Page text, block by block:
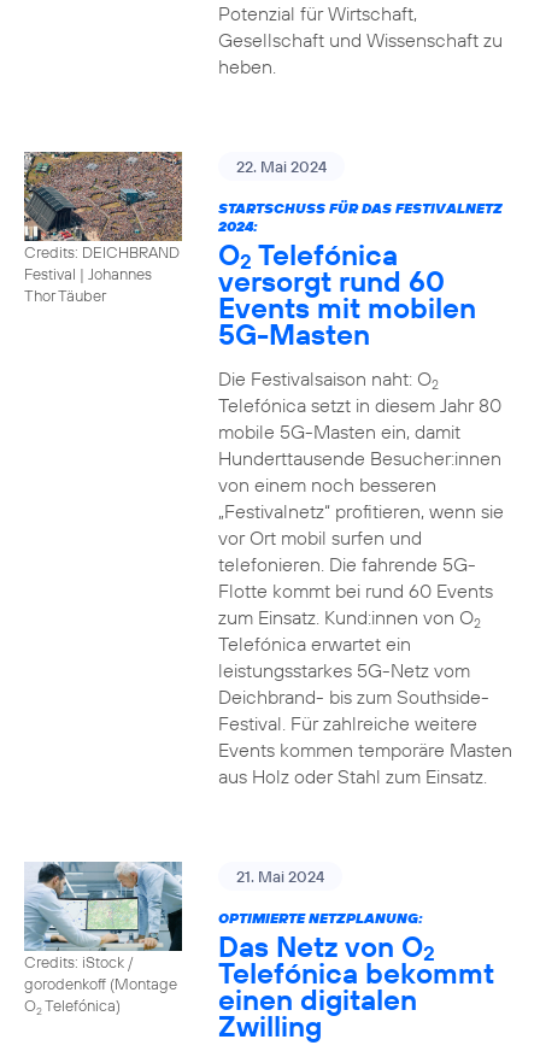
Potenzial für Wirtschaft,
Gesellschaft und Wissenschaft zu
heben.
Credits: DEICHBRAND
Festival | Johannes
Thor Täuber
22. Mai 2024
STARTSCHUSS FÜR DAS FESTIVALNETZ
2024:
O2 Telefónica
versorgt rund 60
Events mit mobilen
5G-Masten
Die Festivalsaison naht: O2
Telefónica setzt in diesem Jahr 80
mobile 5G-Masten ein, damit
Hunderttausende Besucher:innen
von einem noch besseren
„Festivalnetz“ profitieren, wenn sie
vor Ort mobil surfen und
telefonieren. Die fahrende 5G-
Flotte kommt bei rund 60 Events
zum Einsatz. Kund:innen von O2
Telefónica erwartet ein
leistungsstarkes 5G-Netz vom
Deichbrand- bis zum Southside-
Festival. Für zahlreiche weitere
Events kommen temporäre Masten
aus Holz oder Stahl zum Einsatz.
Credits: iStock /
gorodenkoff (Montage
O2Telefónica)
21. Mai 2024
OPTIMIERTE NETZPLANUNG:
Das Netz von O2
Telefónica bekommt
einen digitalen
Zwilling